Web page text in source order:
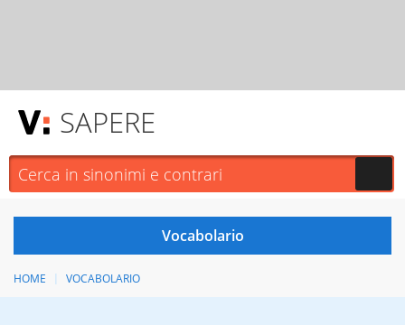
SAPERE
HOME VOCABOLARIO